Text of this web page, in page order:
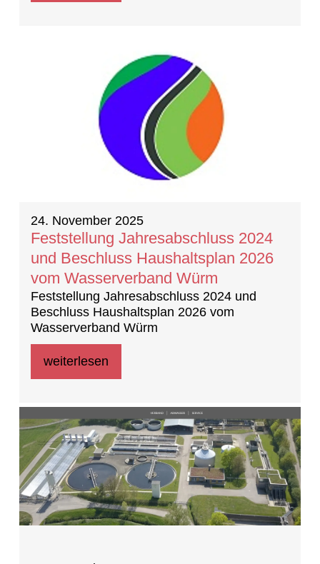
24. November 2025
Feststellung Jahresabschluss 2024
und Beschluss Haushaltsplan 2026
vom Wasserverband Würm
Feststellung Jahresabschluss 2024 und
Beschluss Haushaltsplan 2026 vom
Wasserverband Würm
weiterlesen